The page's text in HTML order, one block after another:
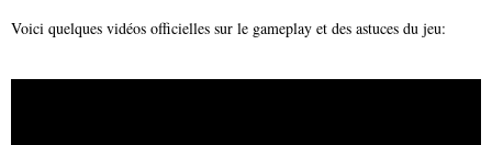
Voici quelques vidéos officielles sur le gameplay et des astuces du jeu: